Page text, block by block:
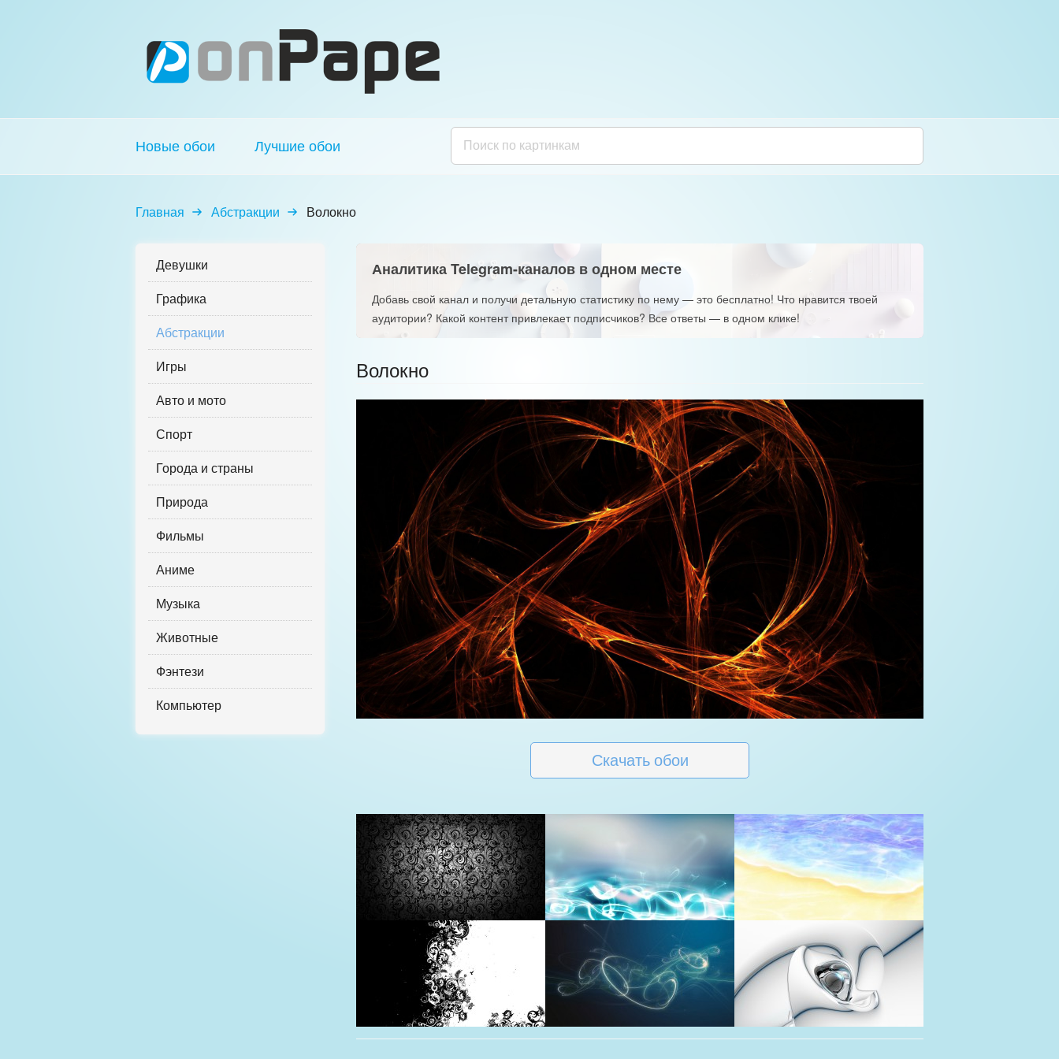
Новые обои Лучшие обои
Главная Абстракции Волокно
Девушки
Графика
Абстракции
Игры
Авто и мото
Спорт
Города и страны
Природа
Фильмы
Аниме
Музыка
Животные
Фэнтези
Компьютер
Аналитика Telegram-каналов в одном месте
Добавь свой канал и получи детальную статистику по нему — это бесплатно! Что нравится твоей
аудитории? Какой контент привлекает подписчиков? Все ответы — в одном клике!
Волокно
Скачать обои